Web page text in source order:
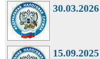
Вступление
СРО
30.03.2026
15.09.2025